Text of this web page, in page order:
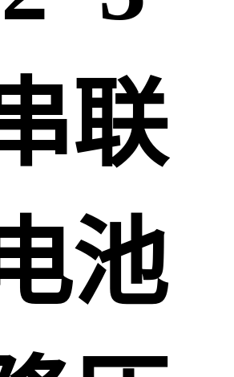
联
池